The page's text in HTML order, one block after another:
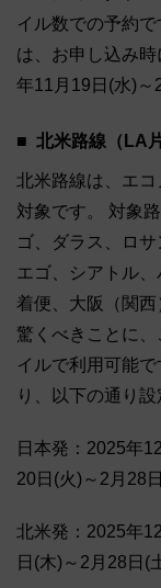
イル数での予約
は、お申し込み
年11月19日(水)～
北米路線（LA
北米路線は、エ
対象です。 対象
ゴ、ダラス、ロ
エゴ、シアトル
着便、大阪（関西
驚くべきことに
イルで利用可能
り、以下の通り設
日本発：2025年
20日(火)～2月28
北米発：2025年
日(木)～2月28日(